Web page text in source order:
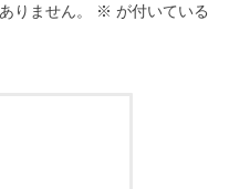
りません。 ※ が付いている